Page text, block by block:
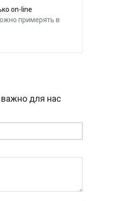
on-line
примерять в
для нас